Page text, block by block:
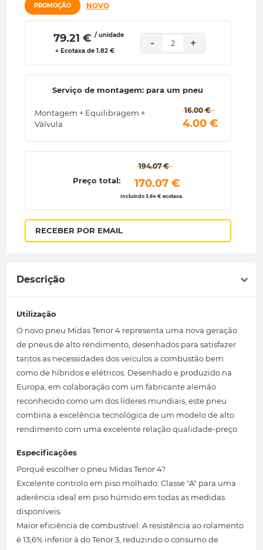
PROMOÇÃO NOVO
79.21 € / unidade
+ Ecotaxa de 1.82 €
- 2 +
Serviço de montagem: para um pneu
Montagem + Equilibragem +
Válvula
16.00 €
4.00 €
Preço total:
194.07 €
170.07 €
Incluindo 3.64 € ecotaxa.
RECEBER POR EMAIL
Descrição
Utilização
O novo pneu Midas Tenor 4 representa uma nova geração
de pneus de alto rendimento, desenhados para satisfazer
tantos as necessidades dos veículos a combustão bem
como de híbridos e elétricos. Desenhado e produzido na
Europa, em colaboração com um fabricante alemão
reconhecido como um dos líderes mundiais, este pneu
combina a excelência tecnológica de um modelo de alto
rendimento com uma excelente relação qualidade-preço.
Especificações
Porquê escolher o pneu Midas Tenor 4?
Excelente controlo em piso molhado: Classe "A" para uma
aderência ideal em piso húmido em todas as medidas
disponíveis.
Maior eficiência de combustível: A resistência ao rolamento
é 13,6% inferior à do Tenor 3, reduzindo o consumo de